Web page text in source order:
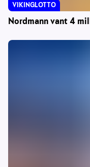
Nordmann vant 4
VIKINGLOTTO